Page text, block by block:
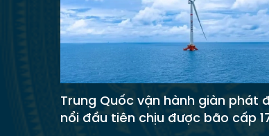
Trung Quốc vận hành giàn phát
nổi đầu tiên chịu được bão cấp